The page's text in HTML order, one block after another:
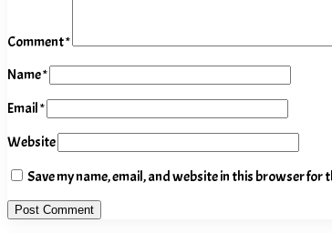
Comment*
Name*
Email*
Website
Save my name, email, and website in this browser for